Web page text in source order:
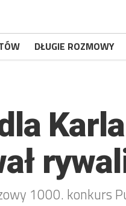
DŁUGIE ROZMOWY
1000. konkurs